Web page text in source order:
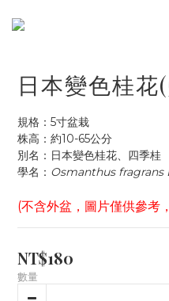
日本變色桂花
規格：5寸盆栽
株高：約10-65公分
別名：日本變色桂花、四季桂
學名： Osmanthus fragrans
(不含外盆，圖片僅供參考
NT$180
數量